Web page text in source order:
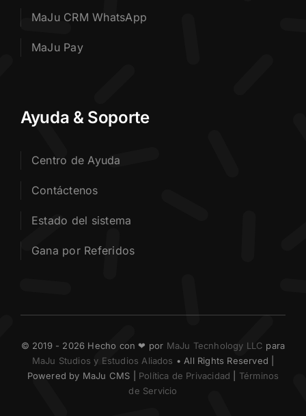
MaJu CRM WhatsApp
MaJu Pay
Ayuda & Soporte
Centro de Ayuda
Contáctenos
Estado del sistema
Gana por Referidos
© 2019 - 2026 Hecho con ❤ por MaJu Tecnhology LLC para
MaJu Studios y Estudios Aliados • All Rights Reserved |
Powered by MaJu CMS | Política de Privacidad
Términos
de Servicio